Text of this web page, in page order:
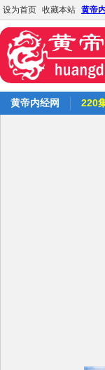
设为首页 收藏本站 黄帝
黄帝内经网 220